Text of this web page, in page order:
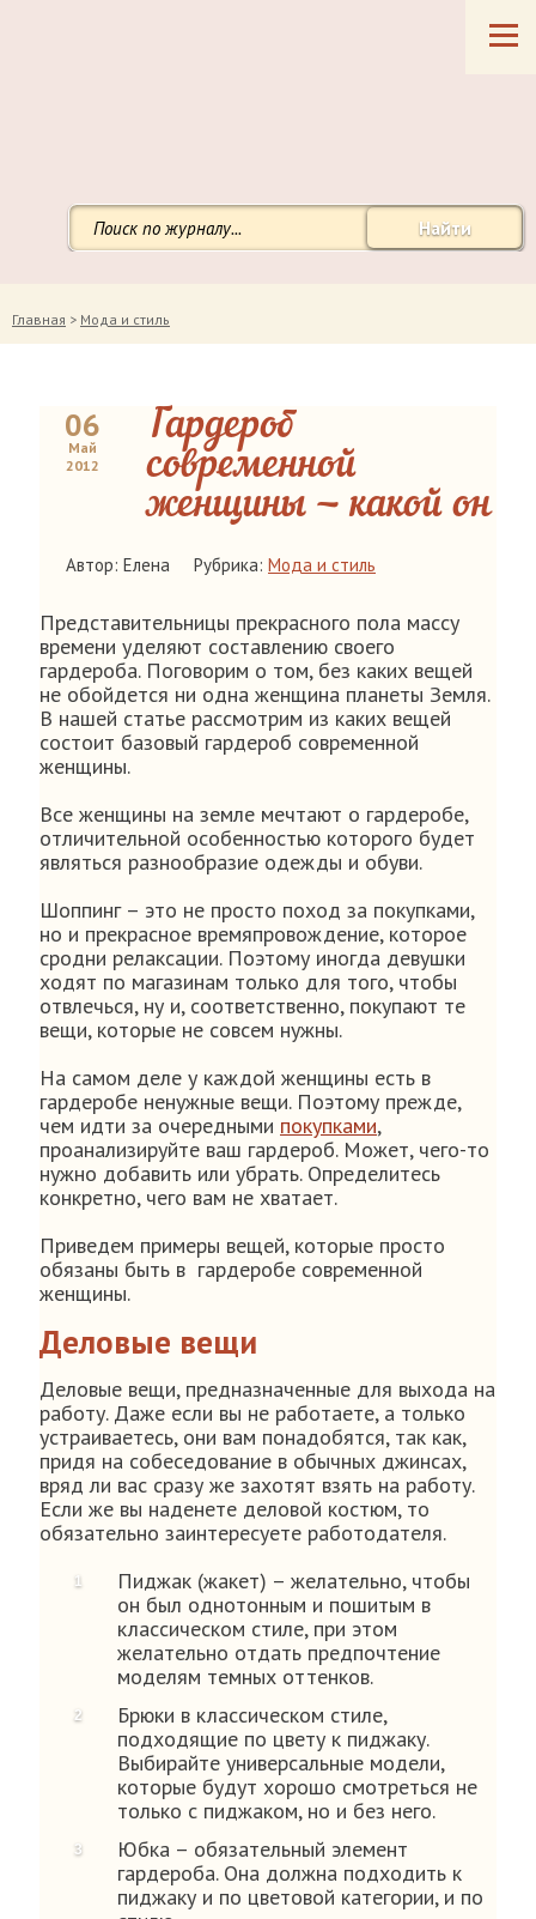
Найти
Главная > Мода и стиль
06
Май
2012
Гардероб
современной
женщины — какой он
Автор: Елена Рубрика: Мода и стиль
Представительницы прекрасного пола массу
времени уделяют составлению своего
гардероба. Поговорим о том, без каких вещей
не обойдется ни одна женщина планеты Земля.
В нашей статье рассмотрим из каких вещей
состоит базовый гардероб современной
женщины.
Все женщины на земле мечтают о гардеробе,
отличительной особенностью которого будет
являться разнообразие одежды и обуви.
Шоппинг – это не просто поход за покупками,
но и прекрасное времяпровождение, которое
сродни релаксации. Поэтому иногда девушки
ходят по магазинам только для того, чтобы
отвлечься, ну и, соответственно, покупают те
вещи, которые не совсем нужны.
На самом деле у каждой женщины есть в
гардеробе ненужные вещи. Поэтому прежде,
чем идти за очередными покупками,
проанализируйте ваш гардероб. Может, чего-то
нужно добавить или убрать. Определитесь
конкретно, чего вам не хватает.
Приведем примеры вещей, которые просто
обязаны быть в гардеробе современной
женщины.
Деловые вещи
Деловые вещи, предназначенные для выхода на
работу. Даже если вы не работаете, а только
устраиваетесь, они вам понадобятся, так как,
придя на собеседование в обычных джинсах,
вряд ли вас сразу же захотят взять на работу.
Если же вы наденете деловой костюм, то
обязательно заинтересуете работодателя.
Пиджак (жакет) – желательно, чтобы
он был однотонным и пошитым в
классическом стиле, при этом
желательно отдать предпочтение
моделям темных оттенков.
Брюки в классическом стиле,
подходящие по цвету к пиджаку.
Выбирайте универсальные модели,
которые будут хорошо смотреться не
только с пиджаком, но и без него.
Юбка – обязательный элемент
гардероба. Она должна подходить к
пиджаку и по цветовой категории, и по